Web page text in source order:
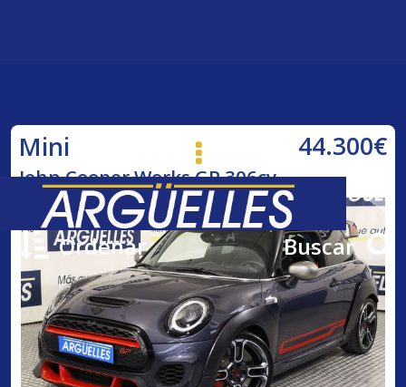
Ordenar Buscar
Mini 44.300€
John Cooper Works GP 306cv